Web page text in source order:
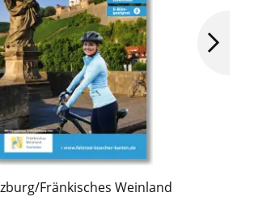
Fränkisches Weinland